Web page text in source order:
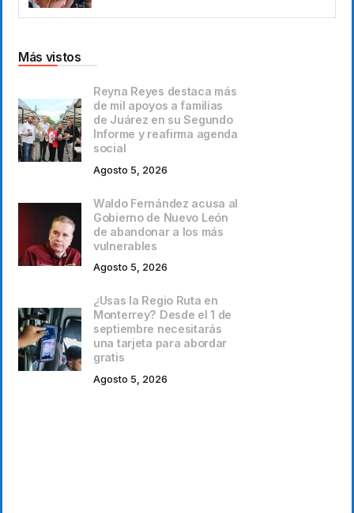
Más vistos
Reyna Reyes destaca más
de mil apoyos a familias
de Juárez en su Segundo
Informe y reafirma agenda
social
Agosto 5, 2026
Waldo Fernández acusa al
Gobierno de Nuevo León
de abandonar a los más
vulnerables
Agosto 5, 2026
¿Usas la Regio Ruta en
Monterrey? Desde el 1 de
septiembre necesitarás
una tarjeta para abordar
gratis
Agosto 5, 2026